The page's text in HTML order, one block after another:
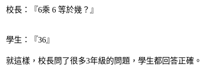
校長：『6乘 6 等於幾？』
學生：『36』
就這樣，校長問了很多3年級的問題，學生都回答正確。